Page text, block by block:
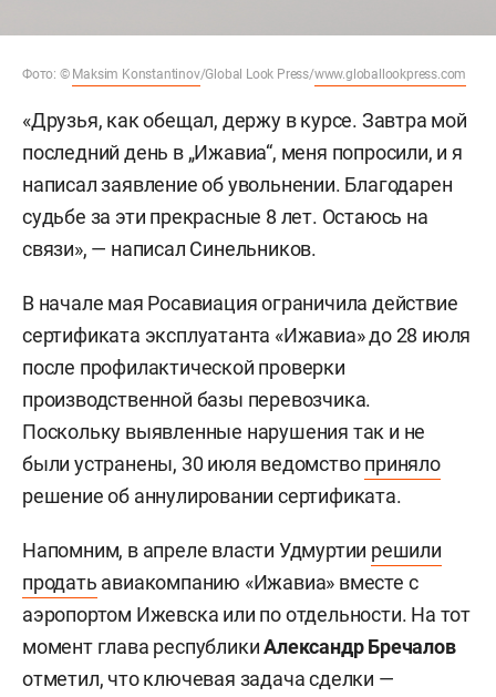
Фото: © Maksim Konstantinov/Global Look Press/www.globallookpress.com
«Друзья, как обещал, держу в курсе. Завтра мой
последний день в „Ижавиа“, меня попросили, и я
написал заявление об увольнении. Благодарен
судьбе за эти прекрасные 8 лет. Остаюсь на
связи», — написал Синельников.
В начале мая Росавиация ограничила действие
сертификата эксплуатанта «Ижавиа» до 28 июля
после профилактической проверки
производственной базы перевозчика.
Поскольку выявленные нарушения так и не
были устранены, 30 июля ведомствоприняло
решение об аннулировании сертификата.
Напомним, в апреле власти Удмуртии решили
продать авиакомпанию «Ижавиа» вместе с
аэропортом Ижевска или по отдельности. На тот
момент глава республикиАлександр Бречалов
отметил, что ключевая задача сделки —